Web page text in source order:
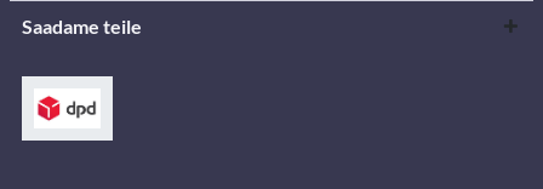
Saadame teile